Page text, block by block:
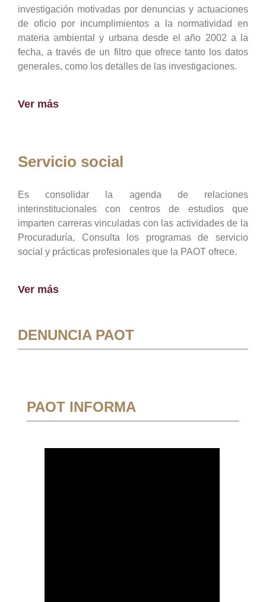
investigación motivadas por denuncias y actuaciones
de oficio por incumplimientos a la normatividad en
materia ambiental y urbana desde el año 2002 a la
fecha, a través de un filtro que ofrece tanto los datos
generales, como los detalles de las investigaciones.
Ver más
Servicio social
Es consolidar la agenda de relaciones
interinstitucionales con centros de estudios que
imparten carreras vinculadas con las actividades de la
Procuraduría, Consulta los programas de servicio
social y prácticas profesionales que la PAOT ofrece.
Ver más
DENUNCIA PAOT
PAOT INFORMA